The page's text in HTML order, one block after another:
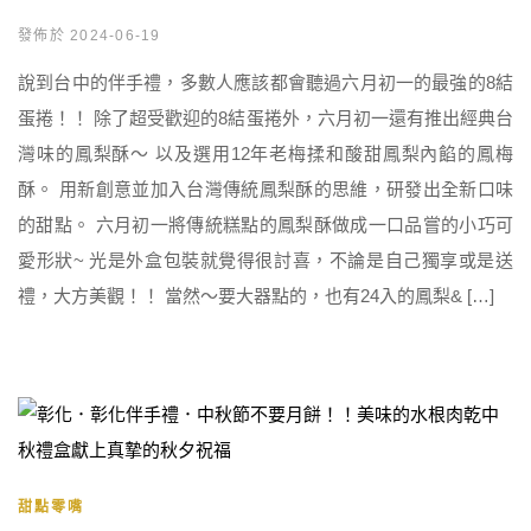
發佈於 2024-06-19
說到台中的伴手禮，多數人應該都會聽過六月初一的最強的8結
蛋捲！！ 除了超受歡迎的8結蛋捲外，六月初一還有推出經典台
灣味的鳳梨酥～ 以及選用12年老梅揉和酸甜鳳梨內餡的鳳梅
酥。 用新創意並加入台灣傳統鳳梨酥的思維，研發出全新口味
的甜點。 六月初一將傳統糕點的鳳梨酥做成一口品嘗的小巧可
愛形狀~ 光是外盒包裝就覺得很討喜，不論是自己獨享或是送
禮，大方美觀！！ 當然～要大器點的，也有24入的鳳梨& […]
甜點零嘴